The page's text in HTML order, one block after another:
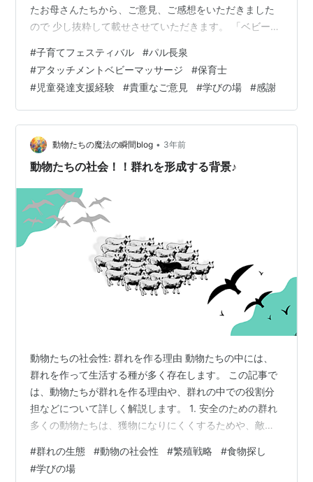
たお母さんたちから、ご意見、ご感想をいただきました
ので 少し抜粋して載せさせていただきます。 「ベビーだ
かったです。手抜きも簡単で、自宅でもできそうで良か
ったです。 オイルの付けるタイミング、量の説明があっ
たら嬉しかったです！」 ↓ ありがとうございます！(*^-
^*) 自宅でも続けてやっていただけることが、大切ですの
で、 ぜひ、ご自分のやりやすい形で毎日続けていってみ
てください(^^ マ…
#子育てフェスティバル #パル長泉
#アタッチメントベビーマッサージ #保育士
#児童発達支援経験 #貴重なご意見 #学びの場 #感謝
動物たちの魔法の瞬間blog • 3年前
動物たちの社会！！群れを形成する背景♪
動物たちの社会性: 群れを作る理由 動物たちの中には、
群れを作って生活する種が多く存在します。 この記事で
は、動物たちが群れを作る理由や、群れの中での役割分
担などについて詳しく解説します。 1. 安全のための群れ
多くの動物たちは、獲物になりにくくするためや、敵か
で、個々の動物が安全を確保することができるのです。
2. 繁殖のための群れ 一部の動物たちは、繁殖のために特
#群れの生態 #動物の社会性 #繁殖戦略 #食物探し
#学びの場